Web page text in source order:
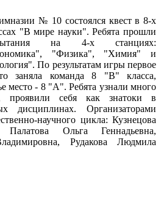
№ 10 состоялся квест в 8-х
"В мире науки". Ребята прошли
на 4-х станциях:
"Физика", "Химия" и
По результатам игры первое
заняла команда 8 "В" класса,
место - 8 "А". Ребята узнали много
проявили себя как знатоки в
дисциплинах. Организаторами
научного цикла: Кузнецова
Ольга Геннадьевна,
Рудакова Людмила